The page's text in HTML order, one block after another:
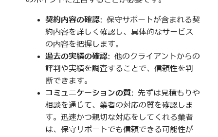
契約内容の確認: 保守サポートが含まれる契
約内容を詳しく確認し、具体的なサービス
の内容を把握します。
過去の実績の確認: 他のクライアントからの
評判や実績を調査することで、信頼性を判
断できます。
コミュニケーションの質: 先ずは見積もりや
相談を通じて、業者の対応の質を確認しま
す。迅速かつ親切な対応をしてくれる業者
は、保守サポートでも信頼できる可能性が